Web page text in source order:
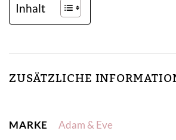
Inhalt
ZUSÄTZLICHE
MARKE Adam & Eve